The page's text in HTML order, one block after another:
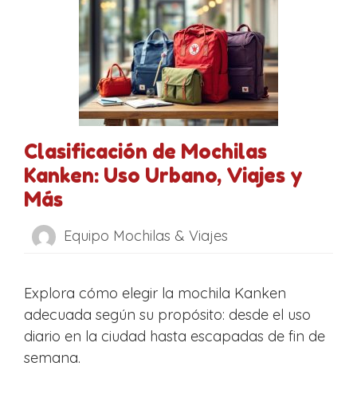
Clasificación de Mochilas
Kanken: Uso Urbano, Viajes y
Más
Equipo Mochilas & Viajes
Explora cómo elegir la mochila Kanken
adecuada según su propósito: desde el uso
diario en la ciudad hasta escapadas de fin de
semana.